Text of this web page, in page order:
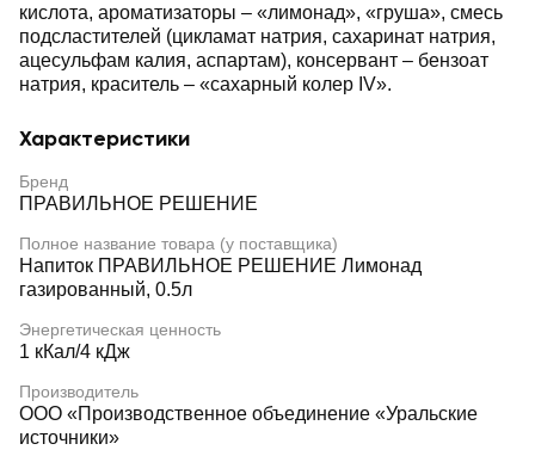
кислота, ароматизаторы – «лимонад», «груша», смесь
подсластителей (цикламат натрия, сахаринат натрия,
ацесульфам калия, аспартам), консервант – бензоат
натрия, краситель – «сахарный колер IV».
Характеристики
Бренд
ПРАВИЛЬНОЕ РЕШЕНИЕ
Полное название товара (у поставщика)
Напиток ПРАВИЛЬНОЕ РЕШЕНИЕ Лимонад
газированный, 0.5л
Энергетическая ценность
1 кКал/4 кДж
Производитель
ООО «Производственное объединение «Уральские
источники»